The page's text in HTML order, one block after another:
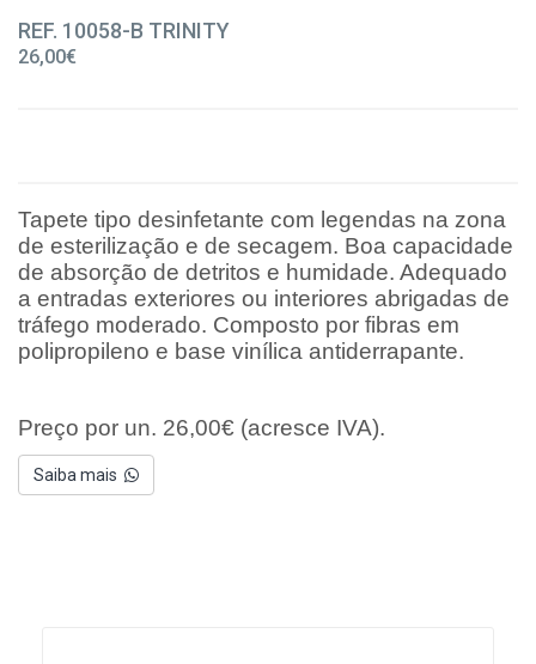
REF. 10058-B TRINITY
26,00€
Tapete tipo desinfetante com legendas na zona
de esterilização e de secagem. Boa capacidade
de absorção de detritos e humidade. Adequado
a entradas exteriores ou interiores abrigadas de
tráfego moderado. Composto por fibras em
polipropileno e base vinílica antiderrapante.
Preço por un. 26,00€ (acresce IVA).
Saiba mais